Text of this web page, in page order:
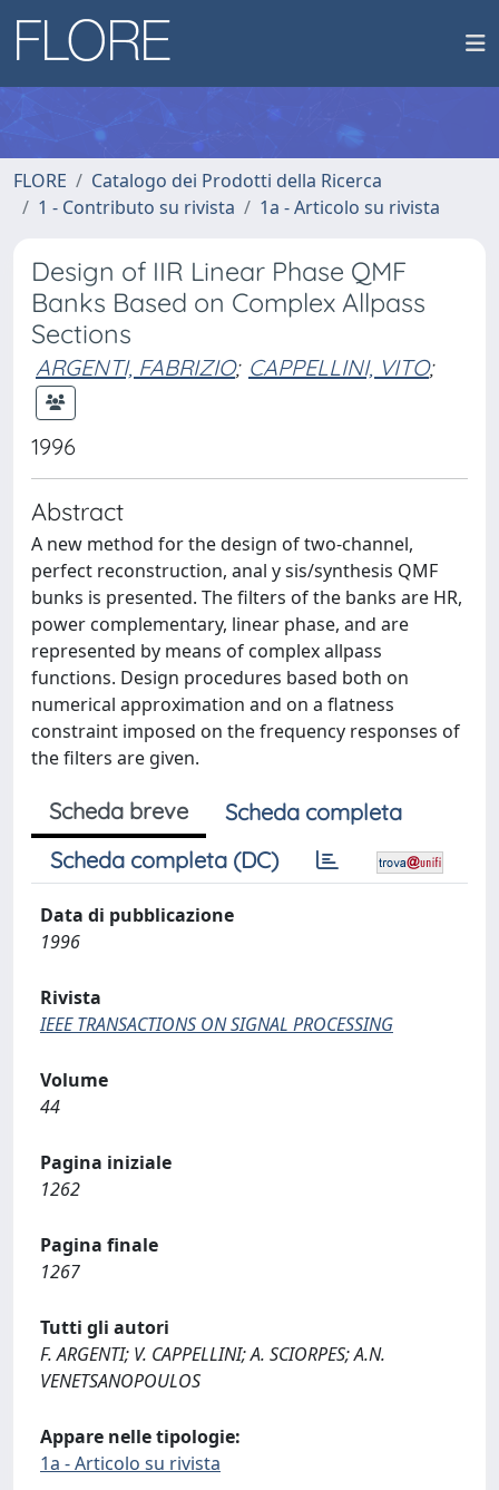
FLORE
Catalogo dei Prodotti della Ricerca
1 - Contributo su rivista
1a - Articolo su rivista
Design of IIR Linear Phase QMF
Banks Based on Complex Allpass
Sections
ARGENTI, FABRIZIO; CAPPELLINI, VITO;
1996
Abstract
A new method for the design of two-channel,
perfect reconstruction, anal y sis/synthesis QMF
bunks is presented. The filters of the banks are HR,
power complementary, linear phase, and are
represented by means of complex allpass
functions. Design procedures based both on
numerical approximation and on a flatness
constraint imposed on the frequency responses of
the filters are given.
Scheda breve
Scheda completa
Scheda completa (DC)
Data di pubblicazione
1996
Rivista
IEEE TRANSACTIONS ON SIGNAL PROCESSING
Volume
44
Pagina iniziale
1262
Pagina finale
1267
Tutti gli autori
F. ARGENTI; V. CAPPELLINI; A. SCIORPES; A.N.
VENETSANOPOULOS
Appare nelle tipologie:
1a - Articolo su rivista